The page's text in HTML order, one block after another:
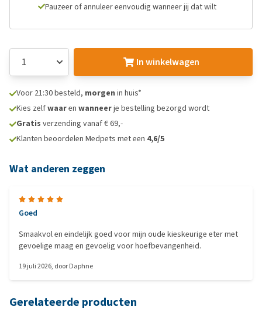
Pauzeer of annuleer eenvoudig wanneer jij dat wilt
In winkelwagen
Voor 21:30 besteld, morgen in huis*
Kies zelfwaaren wanneerje bestelling bezorgd wordt
Gratis verzending vanaf € 69,-
Klanten beoordelen Medpets met een 4,6/5
Wat anderen zeggen
Goed
Smaakvol en eindelijk goed voor mijn oude kieskeurige eter met
gevoelige maag en gevoelig voor hoefbevangenheid.
19 juli 2026, doorDaphne
Gerelateerde producten